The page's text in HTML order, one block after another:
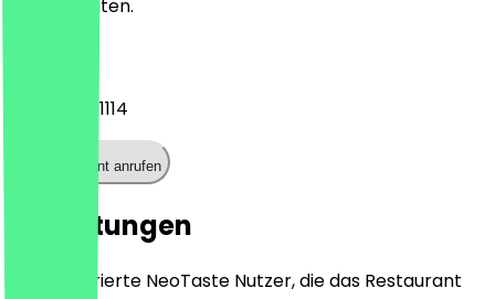
Kontaktdaten.
+441214431114
Restaurant anrufen
Bewertungen
Nur registrierte NeoTaste Nutzer, die das Restaurant